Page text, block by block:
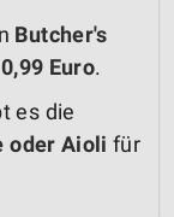
Butcher's
0,99 Euro.
es die
oder Aioli für